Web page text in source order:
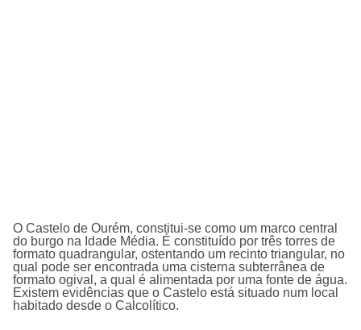
O Castelo de Ourém, constitui-se como um marco central
do burgo na Idade Média. É constituído por três torres de
formato quadrangular, ostentando um recinto triangular, no
qual pode ser encontrada uma cisterna subterrânea de
formato ogival, a qual é alimentada por uma fonte de água.
Existem evidências que o Castelo está situado num local
habitado desde o Calcolítico.